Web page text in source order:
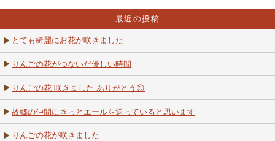
最近の投稿
とても綺麗にお花が咲きました
りんごの花がつないだ優しい時間
りんごの花 咲きました ありがとう😊
故郷の仲間にきっとエールを送っていると思います
りんごの花が咲きました